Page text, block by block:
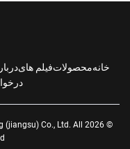
محصولاتفیلم هایدربارهی
درخواست
(jiangsu) Co., Ltd. All